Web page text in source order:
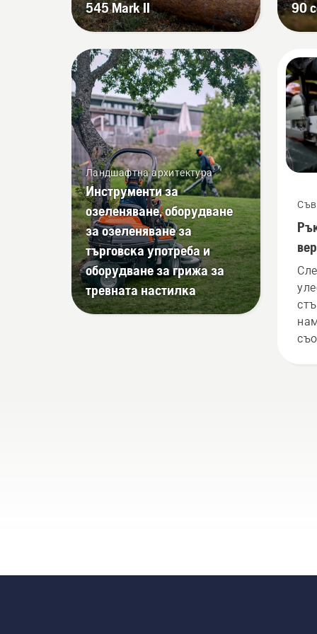
уверете, че верижната
спирачка е изключена.
Запалете двигателя на
верижния трион на
няколко сантиметра от
ствола на дадено дърво.
Маслото на ствола
показва, че системата за
смазване работи.
545 Mark II
Ландшафтна архитектура
Инструменти за
озеленяване, оборудване
за озеленяване за
търговска употреба и
оборудване за грижа за
тревната настилка
90